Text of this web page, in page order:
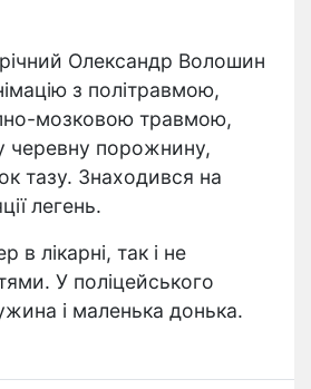
річний Олександр Волошин
з політравмою,
мозковою травмою,
черевну порожнину,
тазу. Знаходився на
легень.
в лікарні, так і не
У поліцейського
і маленька донька.